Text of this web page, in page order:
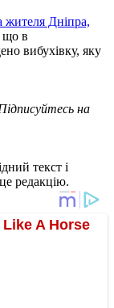
жителя Дніпра,
що в
вибухівку, яку
на
текст і
редакцію.